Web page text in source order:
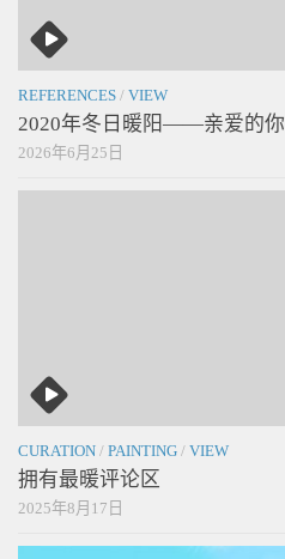
REFERENCES / VIEW
2020年冬日暖阳——亲爱的你
2026年6月25日
CURATION / PAINTING / VIEW
拥有最暖评论区
2025年8月17日